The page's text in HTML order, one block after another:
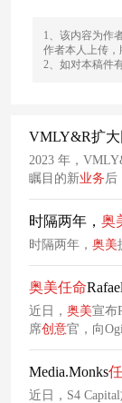
1、该内容为作
作者本人上传，
2、如对本稿件
VMLY&R扩
2023 年，
瞩目的新业务 后
O'Neill、Dilip
时隔两年， 奥
时隔两年， 奥美
奥美任命
近日， 奥美宣布
席创意官，向
Hernández汇报
创意产品，并利
客户带来最好的
Media.Monks
近日，S4